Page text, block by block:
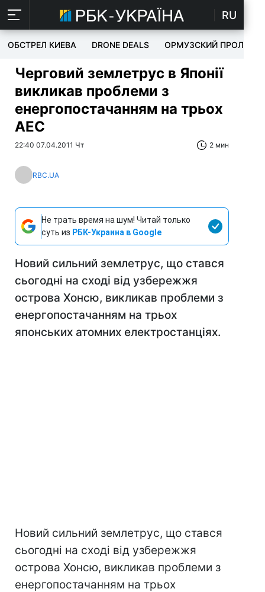
RU
ОБСТРЕЛ КИЕВА DRONE DEALS ОРМУЗСКИЙ ПРОЛИВ
Черговий землетрус в Японії
викликав проблеми з
енергопостачанням на трьох
АЕС
22:40 07.04.2011 Чт 2 мин
RBC.UA
Не трать время на шум! Читай только
суть из РБК-Украина в Google
Новий сильний землетрус, що стався
сьогодні на сході від узбережжя
острова Хонсю, викликав проблеми з
енергопостачанням на трьох
японських атомних електростанціях.
Новий сильний землетрус, що стався
сьогодні на сході від узбережжя
острова Хонсю, викликав проблеми з
енергопостачанням на трьох